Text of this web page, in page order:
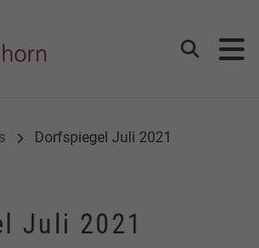
Suchen
Dorfspiegel Juli 2021
Juli 2021